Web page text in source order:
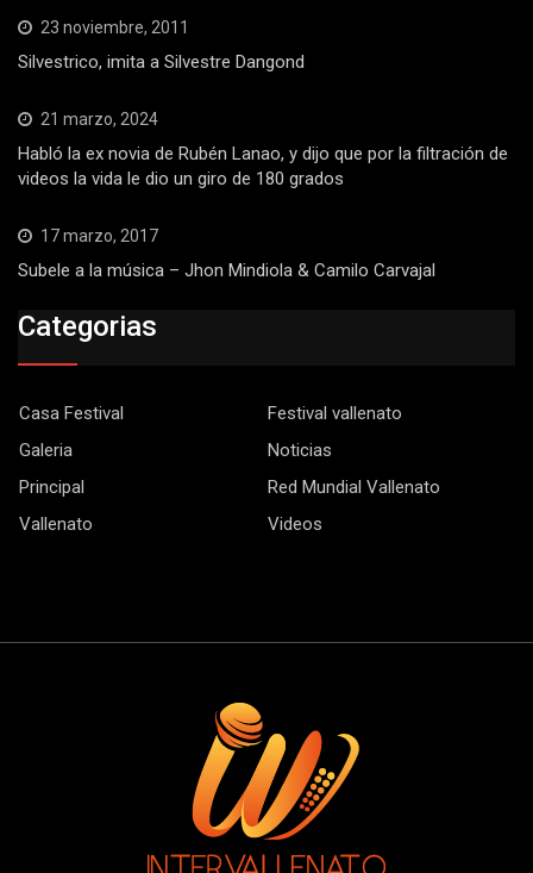
23 noviembre, 2011
Silvestrico, imita a Silvestre Dangond
21 marzo, 2024
Habló la ex novia de Rubén Lanao, y dijo que por la filtración de
videos la vida le dio un giro de 180 grados
17 marzo, 2017
Subele a la música – Jhon Mindiola & Camilo Carvajal
Categorias
Casa Festival
Festival vallenato
Galeria
Noticias
Principal
Red Mundial Vallenato
Vallenato
Videos